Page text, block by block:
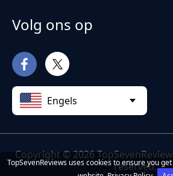
Volg ons op
Engels
Copyright © 2026
reserved.
TopSevenReviews uses cookies to ensure you